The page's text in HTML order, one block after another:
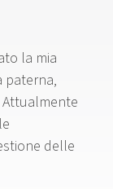
la mia
paterna,
delle